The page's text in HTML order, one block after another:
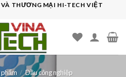
THƯƠNG MẠI HI-TECH VIỆT
phẩm / Dầu công nghiệp